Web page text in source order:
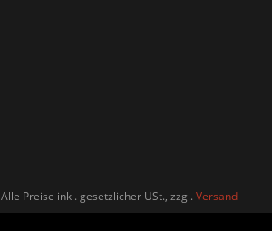
Alle Preise inkl. gesetzlicher USt., zzgl. Versand